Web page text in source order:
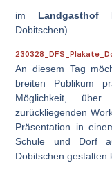
im Landgasthof
Dobitschen).
An diesem Tag
breiten Publikum
Möglichkeit,
zurückliegenden
Präsentation in
Schule und Dorf
Dobitschen gestalten